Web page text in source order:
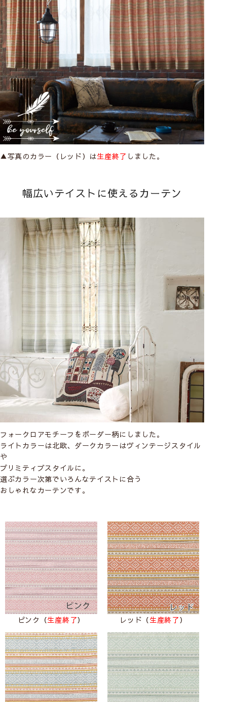
▲写真のカラー（レッド）は生産終了 しました。
幅広いテイストに使えるカーテン
フォークロアモチーフをボーダー柄にしました。
ライトカラーは北欧、ダークカラーはヴィンテージスタイル
や
プリミティブスタイルに。
選ぶカラー次第でいろんなテイストに合う
おしゃれなカーテンです。
ピンク（生産終了） レッド（生産終了）